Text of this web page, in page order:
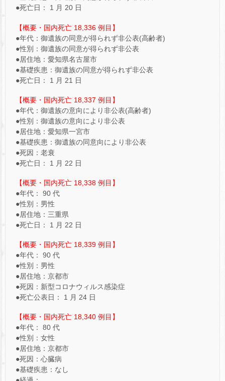
●死亡日： 1 月 20 日
【概要・国内死亡 18,336 例目】
●年代：御遺族の同意が得られず非公表(高齢者)
●性別：御遺族の同意が得られず非公表
●居住地：愛知県名古屋市
●基礎疾患：御遺族の同意が得られず非公表
●死亡日： 1 月 21 日
【概要・国内死亡 18,337 例目】
●年代：御遺族の意向により非公表(高齢者)
●性別：御遺族の意向により非公表
●居住地：愛知県一宮市
●基礎疾患：御遺族の同意向により非公表
●死因：老衰
●死亡日： 1 月 22 日
【概要・国内死亡 18,338 例目】
●年代： 90 代
●性別：男性
●居住地：三重県
●死亡日： 1 月 22 日
【概要・国内死亡 18,339 例目】
●年代： 90 代
●性別：男性
●居住地：京都市
●死因：新型コロナウィルス感染症
●死亡公表日： 1 月 24 日
【概要・国内死亡 18,340 例目】
●年代： 80 代
●性別：女性
●居住地：京都市
●死因：心臓病
●基礎疾患：なし